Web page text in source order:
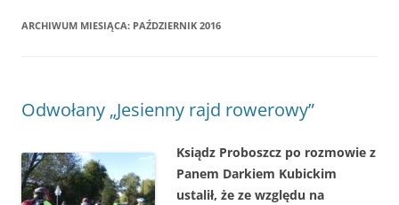
ARCHIWUM MIESIĄCA: PAŹDZIERNIK 2016
Odwołany „Jesienny rajd rowerowy”
Ksiądz Proboszcz po rozmowie z
Panem Darkiem Kubickim
ustalił, że ze względu na